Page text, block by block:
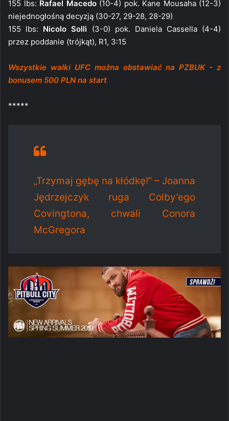
155 lbs: Rafael Macedo(10-4) pok. Kane Mousaha (12-3)
niejednogłośną decyzją (30-27, 29-28, 28-29)
155 lbs: Nicolo Solli (3-0) pok. Daniela Cassella (4-4)
przez poddanie (trójkąt), R1, 3:15
Wszystkie walki UFC można obstawiać na PZBUK - z
bonusem 500 PLN na start
*****
„Trzymaj gębę na kłódkę!” – Joanna
Jędrzejczyk ruga Colby’ego
Covingtona, chwali Conora
McGregora